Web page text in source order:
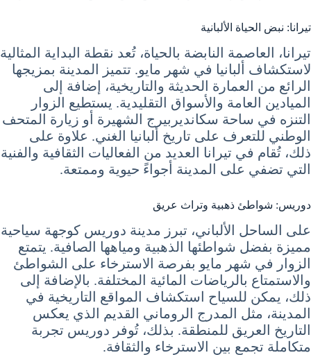
تيرانا: نبض الحياة الألبانية
تيرانا، العاصمة النابضة بالحياة، تُعد نقطة البداية المثالية
لاستكشاف ألبانيا في شهر مايو. تتميز المدينة بمزيجها
الرائع من العمارة الحديثة والتاريخية، إضافة إلى
الميادين العامة والأسواق التقليدية. يستطيع الزوار
التنزه في ساحة سكانديربيرج الشهيرة أو زيارة المتحف
الوطني للتعرف على تاريخ ألبانيا الغني. علاوة على
ذلك، تُقام في تيرانا العديد من الفعاليات الثقافية والفنية
التي تضفي على المدينة أجواءً حيوية وممتعة.
دوريس: شواطئ ذهبية وتراث عريق
على الساحل الألباني، تبرز مدينة دوريس كوجهة سياحية
مميزة بفضل شواطئها الذهبية ومياهها الصافية. يتمتع
الزوار في شهر مايو بفرصة الاسترخاء على الشواطئ
والاستمتاع بالرياضات المائية المختلفة. بالإضافة إلى
ذلك، يمكن للسياح استكشاف المواقع التاريخية في
المدينة، مثل المدرج الروماني القديم الذي يعكس
التاريخ العريق للمنطقة. بذلك، تُوفر دوريس تجربة
متكاملة تجمع بين الاسترخاء والثقافة.